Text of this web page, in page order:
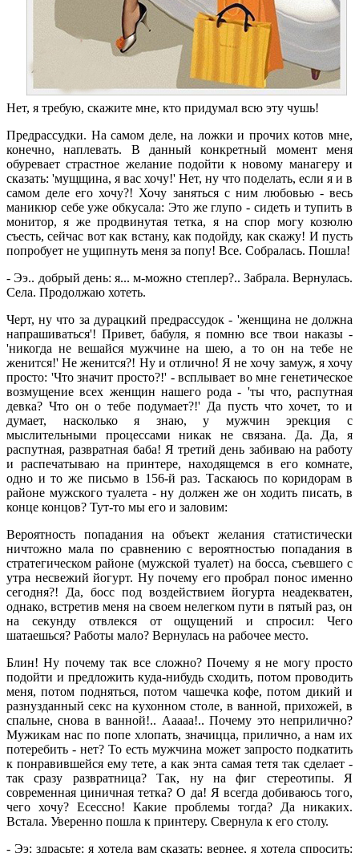
Нет, я требую, скажите мне, кто придумал всю эту чушь!
Предрассудки. На самом деле, на ложки и прочих котов мне,
конечно, наплевать. В данный конкретный момент меня
обуревает страстное желание подойти к новому манагеру и
сказать: 'мущщина, я вас хочу!' Нет, ну что поделать, если я и в
самом деле его хочу?! Хочу заняться с ним любовью - весь
маникюр себе уже обкусала: Это же глупо - сидеть и тупить в
монитор, я же продвинутая тетка, я на спор могу козюлю
съесть, сейчас вот как встану, как подойду, как скажу! И пусть
попробует не ущипнуть меня за попу! Все. Собралась. Пошла!
- Ээ.. добрый день: я... м-можно степлер?.. Забрала. Вернулась.
Села. Продолжаю хотеть.
Черт, ну что за дурацкий предрассудок - 'женщина не должна
напрашиваться'! Привет, бабуля, я помню все твои наказы -
'никогда не вешайся мужчине на шею, а то он на тебе не
женится!' Не женится?! Ну и отлично! Я не хочу замуж, я хочу
просто: 'Что значит просто?!' - всплывает во мне генетическое
возмущение всех женщин нашего рода - 'ты что, распутная
девка? Что он о тебе подумает?!' Да пусть что хочет, то и
думает, насколько я знаю, у мужчин эрекция с
мыслительными процессами никак не связана. Да. Да, я
распутная, развратная баба! Я третий день забиваю на работу
и распечатываю на принтере, находящемся в его комнате,
одно и то же письмо в 156-й раз. Таскаюсь по коридорам в
районе мужского туалета - ну должен же он ходить писать, в
конце концов? Тут-то мы его и заловим:
Вероятность попадания на объект желания статистически
ничтожно мала по сравнению с вероятностью попадания в
стратегическом районе (мужской туалет) на босса, съевшего с
утра несвежий йогурт. Ну почему его пробрал понос именно
сегодня?! Да, босс под воздействием йогурта неадекватен,
однако, встретив меня на своем нелегком пути в пятый раз, он
на секунду отвлекся от ощущений и спросил: Чего
шатаешься? Работы мало? Вернулась на рабочее место.
Блин! Ну почему так все сложно? Почему я не могу просто
подойти и предложить куда-нибудь сходить, потом проводить
меня, потом подняться, потом чашечка кофе, потом дикий и
разнузданный секс на кухонном столе, в ванной, прихожей, в
спальне, снова в ванной!.. Ааааа!.. Почему это неприлично?
Мужикам нас по попе хлопать, значицца, прилично, а нам их
потеребить - нет? То есть мужчина может запросто подкатить
к понравившейся ему тете, а как энта самая тетя так сделает -
так сразу развратница? Так, ну на фиг стереотипы. Я
современная циничная тетка? О да! Я всегда добиваюсь того,
чего хочу? Есессно! Какие проблемы тогда? Да никаких.
Встала. Уверенно пошла к принтеру. Свернула к его столу.
- Ээ: здрасьте: я хотела вам сказать: вернее, я хотела спросить: